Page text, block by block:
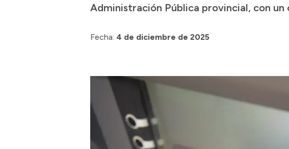
Administración Pública provincial, con
Fecha: 4 de diciembre de 2025